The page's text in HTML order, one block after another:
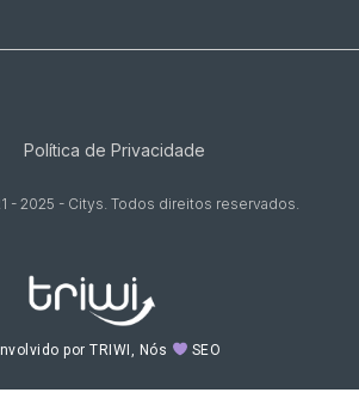
Política de Privacidade
- 2025 - Citys. Todos direitos reservados.
por TRIWI, Nós SEO